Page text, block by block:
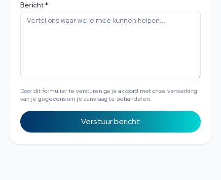
Bericht *
Door dit formulier te versturen ga je akkoord met onze verwerking
van je gegevens om je aanvraag te behandelen.
Verstuur bericht